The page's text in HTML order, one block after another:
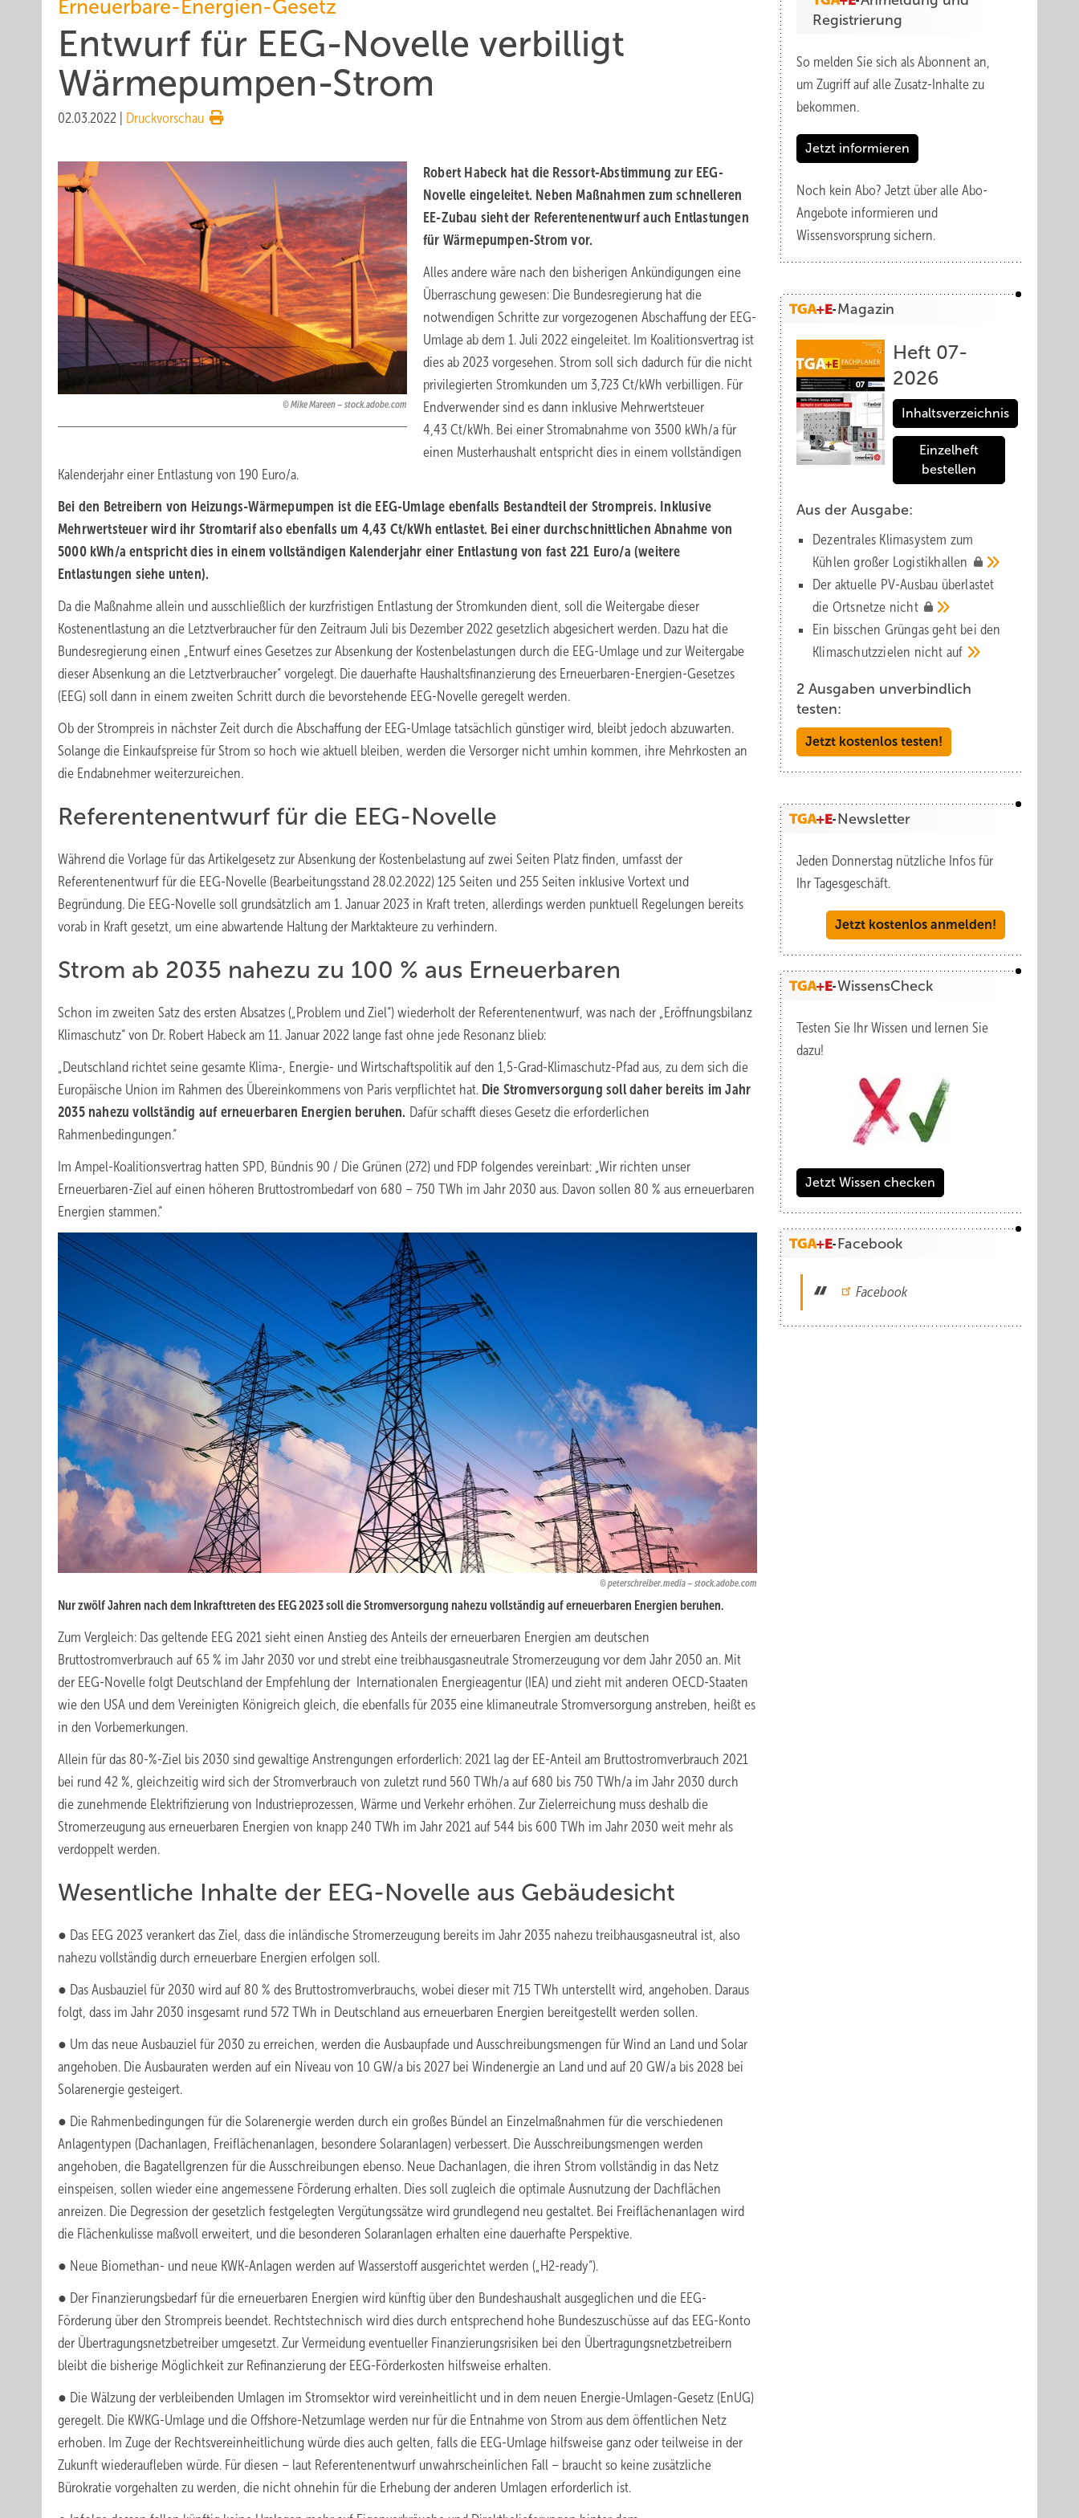
Erneuerbare-Energien-Gesetz
Entwurf für EEG-Novelle verbilligt
Wärmepumpen-Strom
02.03.2022 Druckvorschau
Mike Mareen – stock.adobe.com
Robert Habeck hat die Ressort-Abstimmung zur EEG-
Novelle eingeleitet. Neben Maßnahmen zum schnelleren
EE-Zubau sieht der Referentenentwurf auch Entlastungen
für Wärmepumpen-Strom vor.
Alles andere wäre nach den bisherigen Ankündigungen eine
Überraschung gewesen: Die Bundesregierung hat die
notwendigen Schritte zur vorgezogenen Abschaffung der EEG-
Umlage ab dem 1. Juli 2022 eingeleitet. Im Koalitionsvertrag ist
dies ab 2023 vorgesehen. Strom soll sich dadurch für die nicht
privilegierten Stromkunden um 3,723 Ct/kWh verbilligen. Für
Endverwender sind es dann inklusive Mehrwertsteuer
4,43 Ct/kWh. Bei einer Stromabnahme von 3500 kWh/a für
einen Musterhaushalt entspricht dies in einem vollständigen
Kalenderjahr einer Entlastung von 190 Euro/a.
Bei den Betreibern von Heizungs-Wärmepumpen ist die EEG-Umlage ebenfalls Bestandteil der Strompreis. Inklusive
Mehrwertsteuer wird ihr Stromtarif also ebenfalls um 4,43 Ct/kWh entlastet. Bei einer durchschnittlichen Abnahme von
5000 kWh/a entspricht dies in einem vollständigen Kalenderjahr einer Entlastung von fast 221 Euro/a (weitere
Entlastungen siehe unten).
Da die Maßnahme allein und ausschließlich der kurzfristigen Entlastung der Stromkunden dient, soll die Weitergabe dieser
Kostenentlastung an die Letztverbraucher für den Zeitraum Juli bis Dezember 2022 gesetzlich abgesichert werden. Dazu hat die
Bundesregierung einen „Entwurf eines Gesetzes zur Absenkung der Kostenbelastungen durch die EEG-Umlage und zur Weitergabe
dieser Absenkung an die Letztverbraucher“ vorgelegt. Die dauerhafte Haushaltsfinanzierung des Erneuerbaren-Energien-Gesetzes
(EEG) soll dann in einem zweiten Schritt durch die bevorstehende EEG-Novelle geregelt werden.
Ob der Strompreis in nächster Zeit durch die Abschaffung der EEG-Umlage tatsächlich günstiger wird, bleibt jedoch abzuwarten.
Solange die Einkaufspreise für Strom so hoch wie aktuell bleiben, werden die Versorger nicht umhin kommen, ihre Mehrkosten an
die Endabnehmer weiterzureichen.
Referentenentwurf für die EEG-Novelle
Während die Vorlage für das Artikelgesetz zur Absenkung der Kostenbelastung auf zwei Seiten Platz finden, umfasst der
Referentenentwurf für die EEG-Novelle (Bearbeitungsstand 28.02.2022) 125 Seiten und 255 Seiten inklusive Vortext und
Begründung. Die EEG-Novelle soll grundsätzlich am 1. Januar 2023 in Kraft treten, allerdings werden punktuell Regelungen bereits
vorab in Kraft gesetzt, um eine abwartende Haltung der Marktakteure zu verhindern.
Strom ab 2035 nahezu zu 100 % aus Erneuerbaren
Schon im zweiten Satz des ersten Absatzes („Problem und Ziel“) wiederholt der Referentenentwurf, was nach der „Eröffnungsbilanz
Klimaschutz“ von Dr. Robert Habeck am 11. Januar 2022 lange fast ohne jede Resonanz blieb:
„Deutschland richtet seine gesamte Klima-, Energie- und Wirtschaftspolitik auf den 1,5-Grad-Klimaschutz-Pfad aus, zu dem sich die
Europäische Union im Rahmen des Übereinkommens von Paris verpflichtet hat. Die Stromversorgung soll daher bereits im Jahr
2035 nahezu vollständig auf erneuerbaren Energien beruhen. Dafür schafft dieses Gesetz die erforderlichen
Rahmenbedingungen.“
Im Ampel-Koalitionsvertrag hatten SPD, Bündnis 90 / Die Grünen (272) und FDP folgendes vereinbart: „Wir richten unser
Erneuerbaren-Ziel auf einen höheren Bruttostrombedarf von 680 – 750 TWh im Jahr 2030 aus. Davon sollen 80 % aus erneuerbaren
Energien stammen.“
peterschreiber.media – stock.adobe.com
Nur zwölf Jahren nach dem Inkrafttreten des EEG 2023 soll die Stromversorgung nahezu vollständig auf erneuerbaren Energien beruhen.
Zum Vergleich: Das geltende EEG 2021 sieht einen Anstieg des Anteils der erneuerbaren Energien am deutschen
Bruttostromverbrauch auf 65 % im Jahr 2030 vor und strebt eine treibhausgasneutrale Stromerzeugung vor dem Jahr 2050 an. Mit
der EEG-Novelle folgt Deutschland der Empfehlung der Internationalen Energieagentur (IEA) und zieht mit anderen OECD-Staaten
wie den USA und dem Vereinigten Königreich gleich, die ebenfalls für 2035 eine klimaneutrale Stromversorgung anstreben, heißt es
in den Vorbemerkungen.
Allein für das 80-%-Ziel bis 2030 sind gewaltige Anstrengungen erforderlich: 2021 lag der EE-Anteil am Bruttostromverbrauch 2021
bei rund 42 %, gleichzeitig wird sich der Stromverbrauch von zuletzt rund 560 TWh/a auf 680 bis 750 TWh/a im Jahr 2030 durch
die zunehmende Elektrifizierung von Industrieprozessen, Wärme und Verkehr erhöhen. Zur Zielerreichung muss deshalb die
Stromerzeugung aus erneuerbaren Energien von knapp 240 TWh im Jahr 2021 auf 544 bis 600 TWh im Jahr 2030 weit mehr als
verdoppelt werden.
Wesentliche Inhalte der EEG-Novelle aus Gebäudesicht
● Das EEG 2023 verankert das Ziel, dass die inländische Stromerzeugung bereits im Jahr 2035 nahezu treibhausgasneutral ist, also
nahezu vollständig durch erneuerbare Energien erfolgen soll.
● Das Ausbauziel für 2030 wird auf 80 % des Bruttostromverbrauchs, wobei dieser mit 715 TWh unterstellt wird, angehoben. Daraus
folgt, dass im Jahr 2030 insgesamt rund 572 TWh in Deutschland aus erneuerbaren Energien bereitgestellt werden sollen.
● Um das neue Ausbauziel für 2030 zu erreichen, werden die Ausbaupfade und Ausschreibungsmengen für Wind an Land und Solar
angehoben. Die Ausbauraten werden auf ein Niveau von 10 GW/a bis 2027 bei Windenergie an Land und auf 20 GW/a bis 2028 bei
Solarenergie gesteigert.
● Die Rahmenbedingungen für die Solarenergie werden durch ein großes Bündel an Einzelmaßnahmen für die verschiedenen
Anlagentypen (Dachanlagen, Freiflächenanlagen, besondere Solaranlagen) verbessert. Die Ausschreibungsmengen werden
angehoben, die Bagatellgrenzen für die Ausschreibungen ebenso. Neue Dachanlagen, die ihren Strom vollständig in das Netz
einspeisen, sollen wieder eine angemessene Förderung erhalten. Dies soll zugleich die optimale Ausnutzung der Dachflächen
anreizen. Die Degression der gesetzlich festgelegten Vergütungssätze wird grundlegend neu gestaltet. Bei Freiflächenanlagen wird
die Flächenkulisse maßvoll erweitert, und die besonderen Solaranlagen erhalten eine dauerhafte Perspektive.
● Neue Biomethan- und neue KWK-Anlagen werden auf Wasserstoff ausgerichtet werden („H2-ready“).
● Der Finanzierungsbedarf für die erneuerbaren Energien wird künftig über den Bundeshaushalt ausgeglichen und die EEG-
Förderung über den Strompreis beendet. Rechtstechnisch wird dies durch entsprechend hohe Bundeszuschüsse auf das EEG-Konto
der Übertragungsnetzbetreiber umgesetzt. Zur Vermeidung eventueller Finanzierungsrisiken bei den Übertragungsnetzbetreibern
bleibt die bisherige Möglichkeit zur Refinanzierung der EEG-Förderkosten hilfsweise erhalten.
● Die Wälzung der verbleibenden Umlagen im Stromsektor wird vereinheitlicht und in dem neuen Energie-Umlagen-Gesetz (EnUG)
geregelt. Die KWKG-Umlage und die Offshore-Netzumlage werden nur für die Entnahme von Strom aus dem öffentlichen Netz
erhoben. Im Zuge der Rechtsvereinheitlichung würde dies auch gelten, falls die EEG-Umlage hilfsweise ganz oder teilweise in der
Zukunft wiederaufleben würde. Für diesen – laut Referentenentwurf unwahrscheinlichen Fall – braucht so keine zusätzliche
Bürokratie vorgehalten zu werden, die nicht ohnehin für die Erhebung der anderen Umlagen erforderlich ist.
Registrierung
So melden Sie sich als Abonnent an,
um Zugriff auf alle Zusatz-Inhalte zu
bekommen.
Jetzt informieren
Noch kein Abo? Jetzt über alle Abo-
Angebote informieren und
Wissensvorsprung sichern.
Magazin
Heft 07-
2026
Inhaltsverzeichnis
Einzelheft
bestellen
Aus der Ausgabe:
Dezentrales Klimasystem zum
Kühlen großer Logistik­hallen
Der aktuelle PV-Ausbau über­lastet
die Orts­netze nicht
Ein bisschen Grüngas geht bei den
Klima­schutz­zielen nicht auf
2 Ausgaben unverbindlich
testen:
Jetzt kostenlos testen!
Newsletter
Jeden Donnerstag nützliche Infos für
Ihr Tagesgeschäft.
Jetzt kostenlos anmelden!
WissensCheck
Testen Sie Ihr Wissen und lernen Sie
dazu!
Jetzt Wissen checken
Facebook
Facebook